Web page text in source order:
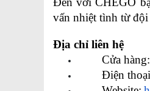
vấn nhiệt tình từ
Địa chỉ liên hệ
Cửa
Điện